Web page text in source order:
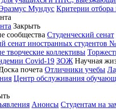
Мундус Критерии отбора
Закрыть
сообщества Студенческий сенат
сенат иностранных студентов
творческие коллективы
Covid-19 ЗОЖ Научная
почета Отличники учебы
Центр обслуживания
Анонсы Студентам на